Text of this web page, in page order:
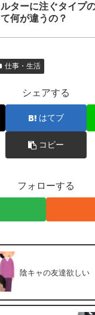
ルターに注ぐタイプ
て何が違うの？
仕事・生活
シェアする
はてブ
コピー
フォローする
陰キャの友達欲しい